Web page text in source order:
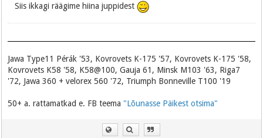
Siis ikkagi räägime hiina juppidest
Jawa Type11 Pérák '53, Kovrovets K-175 '57, Kovrovets K-175 '58,
Kovrovets K58 '58, K58@100, Gauja 61, Minsk M103 '63, Riga7
'72, Jawa 360 + velorex 560 '72, Triumph Bonneville T100 '19
50+ a. rattamatkad e. FB teema "Lõunasse Päikest otsima"